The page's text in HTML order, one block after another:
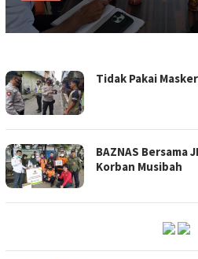
SUMSEL
HARI
INI
Tidak Pakai
BAZNAS Bersama
Korban Musibah